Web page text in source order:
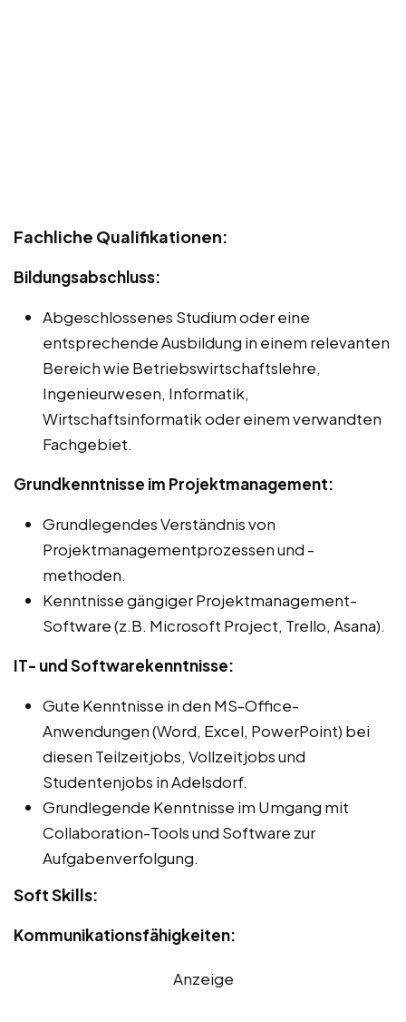
Fachliche Qualifikationen:
Bildungsabschluss:
Abgeschlossenes Studium oder eine
entsprechende Ausbildung in einem relevanten
Bereich wie Betriebswirtschaftslehre,
Ingenieurwesen, Informatik,
Wirtschaftsinformatik oder einem verwandten
Fachgebiet.
Grundkenntnisse im Projektmanagement:
Grundlegendes Verständnis von
Projektmanagementprozessen und -
methoden.
Kenntnisse gängiger Projektmanagement-
Software (z.B. Microsoft Project, Trello, Asana).
IT- und Softwarekenntnisse:
Gute Kenntnisse in den MS-Office-
Anwendungen (Word, Excel, PowerPoint) bei
diesen Teilzeitjobs, Vollzeitjobs und
Studentenjobs in Adelsdorf.
Grundlegende Kenntnisse im Umgang mit
Collaboration-Tools und Software zur
Aufgabenverfolgung.
Soft Skills:
Kommunikationsfähigkeiten:
Anzeige